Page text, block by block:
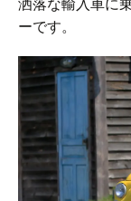
洒落な輸入車に
ーです。